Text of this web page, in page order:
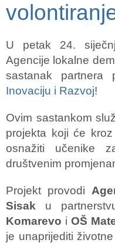
U petak 24.
Agencije lokalne
sastanak partnera
Inovaciju i Razvoj!
Ovim sastankom
projekta koji će
osnažiti učenike
društvenim
Projekt provodi
Sisak u
Komarevo i OŠ
je unaprijediti